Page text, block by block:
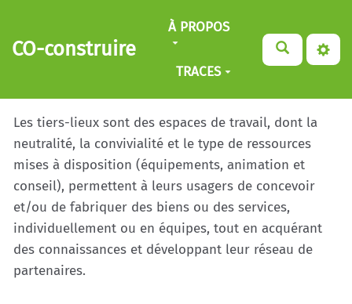
Aller au contenu principal
CO-construire
À PROPOS
TRACES
Les tiers-lieux sont des espaces de travail, dont la
neutralité, la convivialité et le type de ressources
mises à disposition (équipements, animation et
conseil), permettent à leurs usagers de concevoir
et/ou de fabriquer des biens ou des services,
individuellement ou en équipes, tout en acquérant
des connaissances et développant leur réseau de
partenaires.